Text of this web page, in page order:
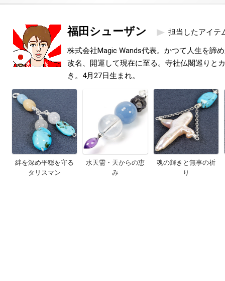
福田シューザン 担当したアイテ
株式会社Magic Wands代表。かつて人生を諦
改名、開運して現在に至る。寺社仏閣巡りと
き。4月27日生まれ。
絆を深め平穏を守る
タリスマン
水天需・天からの恵
み
魂の輝きと無事の祈
り